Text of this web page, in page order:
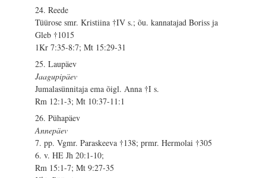
24. Reede
Tüürose smr. Kristiina †IV s.; õu. kannatajad Boriss ja
Gleb †1015
1Kr 7:35-8:7; Mt 15:29-31
25. Laupäev
Jaagupipäev
Jumalasünnitaja ema õigl. Anna †I s.
Rm 12:1-3; Mt 10:37-11:1
26. Pühapäev
Annepäev
7. pp. Vgmr. Paraskeeva †138; prmr. Hermolai †305
6. v. HE Jh 20:1-10;
Rm 15:1-7; Mt 9:27-35